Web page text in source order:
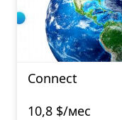
Connect
10,8 $/мес